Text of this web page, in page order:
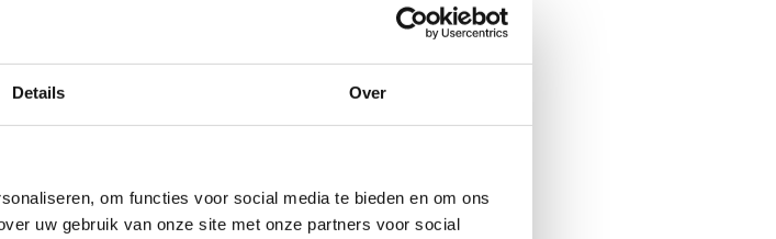
Details Over
om functies voor social media te bieden en om ons
uw gebruik van onze site met onze partners voor social